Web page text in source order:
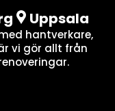
Uppsala
hantverkare,
vi gör allt från